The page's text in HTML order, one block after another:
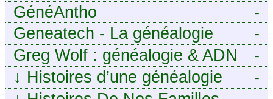
-
GénéAntho
-
Geneatech - La généalogie
numérique à portée de tous
-
Greg Wolf : généalogie & ADN
-
↓ Histoires d’une généalogie